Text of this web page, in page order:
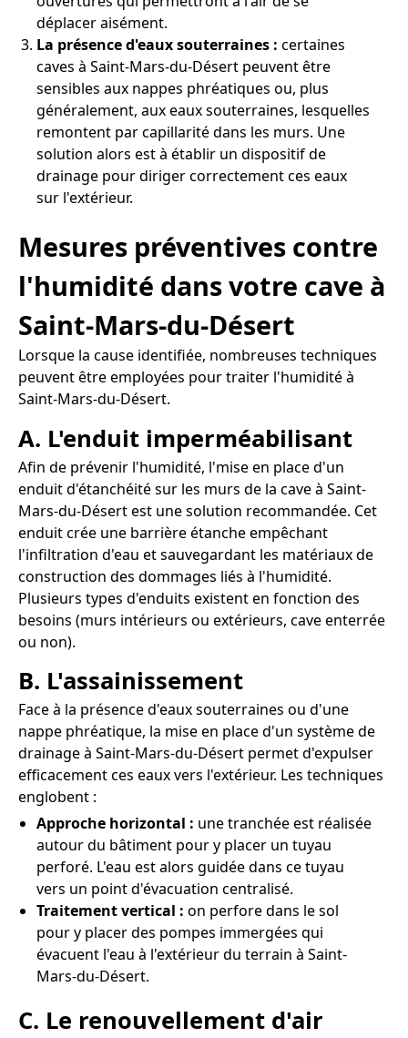
déplacer aisément.
La présence d'eaux souterraines : certaines
caves à Saint-Mars-du-Désert peuvent être
sensibles aux nappes phréatiques ou, plus
généralement, aux eaux souterraines, lesquelles
remontent par capillarité dans les murs. Une
solution alors est à établir un dispositif de
drainage pour diriger correctement ces eaux
sur l'extérieur.
Mesures préventives contre
l'humidité dans votre cave à
Saint-Mars-du-Désert
Lorsque la cause identifiée, nombreuses techniques
peuvent être employées pour traiter l'humidité à
Saint-Mars-du-Désert.
A. L'enduit imperméabilisant
Afin de prévenir l'humidité, l'mise en place d'un
enduit d'étanchéité sur les murs de la cave à Saint-
Mars-du-Désert est une solution recommandée. Cet
enduit crée une barrière étanche empêchant
l'infiltration d'eau et sauvegardant les matériaux de
construction des dommages liés à l'humidité.
Plusieurs types d'enduits existent en fonction des
besoins (murs intérieurs ou extérieurs, cave enterrée
ou non).
B. L'assainissement
Face à la présence d'eaux souterraines ou d'une
nappe phréatique, la mise en place d'un système de
drainage à Saint-Mars-du-Désert permet d'expulser
efficacement ces eaux vers l'extérieur. Les techniques
englobent :
Approche horizontal : une tranchée est réalisée
autour du bâtiment pour y placer un tuyau
perforé. L'eau est alors guidée dans ce tuyau
vers un point d'évacuation centralisé.
Traitement vertical : on perfore dans le sol
pour y placer des pompes immergées qui
évacuent l'eau à l'extérieur du terrain à Saint-
Mars-du-Désert.
C. Le renouvellement d'air